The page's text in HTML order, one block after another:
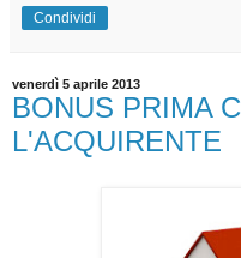
Condividi
venerdì 5 aprile 2013
BONUS PRIMA
L'ACQUIRENTE